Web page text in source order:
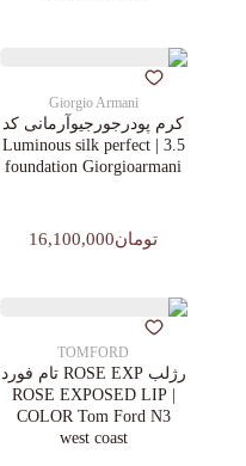
Giorgio Armani
کرم پودرجورجیوآرمانی کد
3.5 | Luminous silk perfect
foundation Giorgioarmani
تومان16,100,000
TOMFORD
رژلب ROSE EXP تام فورد
| ROSE EXPOSED LIP
COLOR Tom Ford N3
west coast